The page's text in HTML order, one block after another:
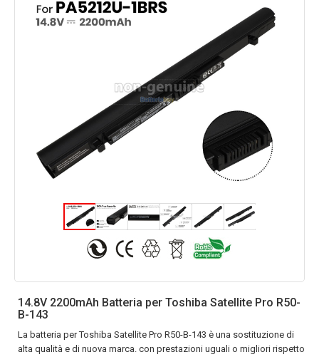
14.8V 2200mAh Batteria per Toshiba Satellite Pro R50-
B-143
La batteria per Toshiba Satellite Pro R50-B-143 è una sostituzione di
alta qualità e di nuova marca. con prestazioni uguali o migliori rispetto